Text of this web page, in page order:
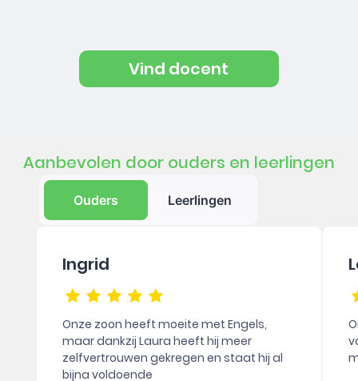
Vind docent
Aanbevolen door ouders en leerlingen
Ouders Leerlingen
Ingrid
Onze zoon heeft moeite met Engels,
maar dankzij Laura heeft hij meer
zelfvertrouwen gekregen en staat hij al
bijna voldoende